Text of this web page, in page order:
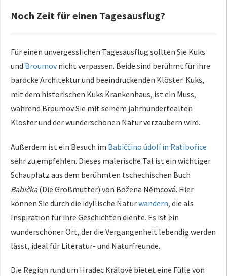
Noch Zeit für einen Tagesausflug?
Für einen unvergesslichen Tagesausflug sollten Sie Kuks
und Broumovnicht verpassen. Beide sind berühmt für ihre
barocke Architektur und beeindruckenden Klöster. Kuks,
mit dem historischen Kuks Krankenhaus, ist ein Muss,
während Broumov Sie mit seinem jahrhundertealten
Kloster und der wunderschönen Natur verzaubern wird.
Außerdem ist ein Besuch im Babiččino údolí in Ratibořice
sehr zu empfehlen. Dieses malerische Tal ist ein wichtiger
Schauplatz aus dem berühmten tschechischen Buch
Babička(Die Großmutter) von Božena Němcová. Hier
können Sie durch die idyllische Naturwandern, die als
Inspiration für ihre Geschichten diente. Es ist ein
wunderschöner Ort, der die Vergangenheit lebendig werden
lässt, ideal für Literatur- und Naturfreunde.
Die Region rund um Hradec Králové bietet eine Fülle von